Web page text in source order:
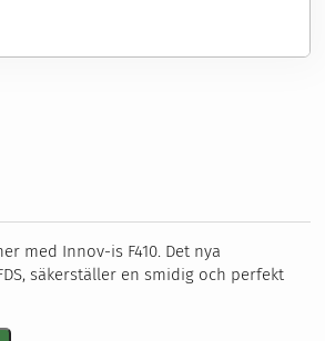
med Innov-is F410. Det nya
säkerställer en smidig och perfekt